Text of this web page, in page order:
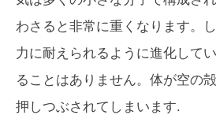
わさると非常に重くなります。
力に耐えられるように進化して
ることはありません。体が空の
押しつぶされてしまいます.